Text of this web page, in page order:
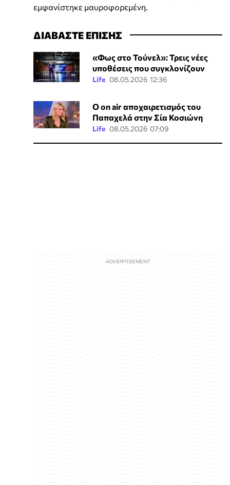
εμφανίστηκε μαυροφορεμένη.
ΔΙΑΒΑΣΤΕ ΕΠΙΣΗΣ
«Φως στο Τούνελ»: Τρεις νέες
υποθέσεις που συγκλονίζουν
Life 08.05.2026 12:36
Ο on air αποχαιρετισμός του
Παπαχελά στην Σία Κοσιώνη
Life 08.05.2026 07:09